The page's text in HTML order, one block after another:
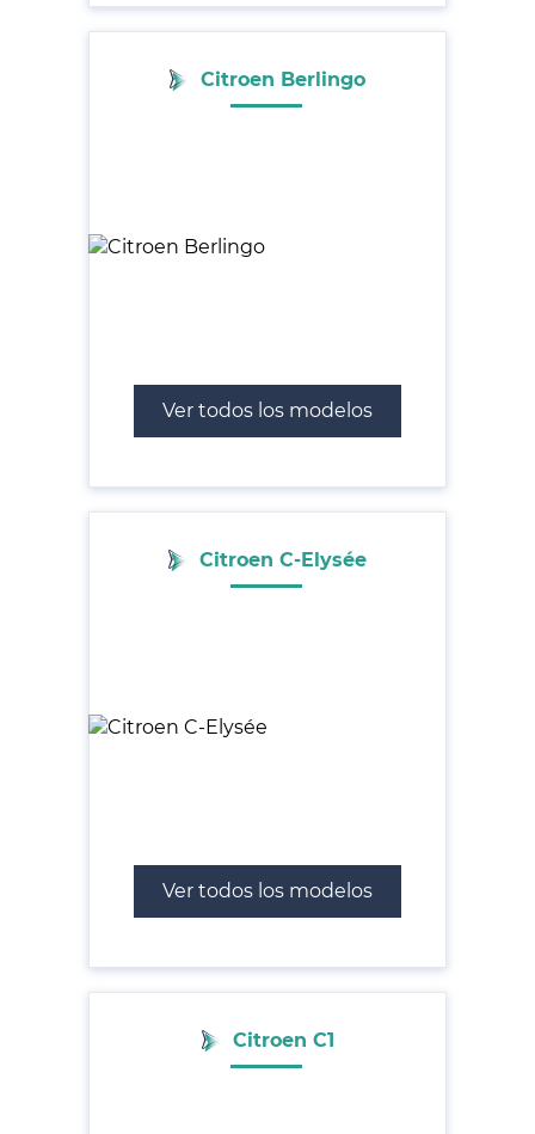
Citroen Berlingo
Ver todos los modelos
Citroen C-Elysée
Ver todos los modelos
Citroen C1